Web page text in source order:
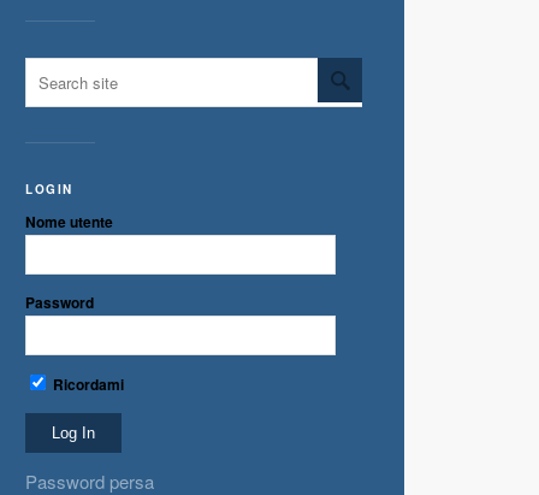
LOGIN
Nome utente
Password
Ricordami
Password persa